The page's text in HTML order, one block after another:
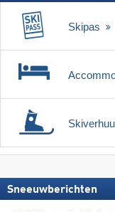
Skipas
Sneeuwberichten